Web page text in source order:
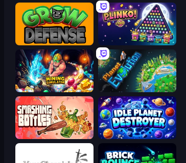
Grow Defense PLINKO!
Mining Simulator Planet Evolution: Idle Clicker
Smashing Bottles Idle Planet Destroyer